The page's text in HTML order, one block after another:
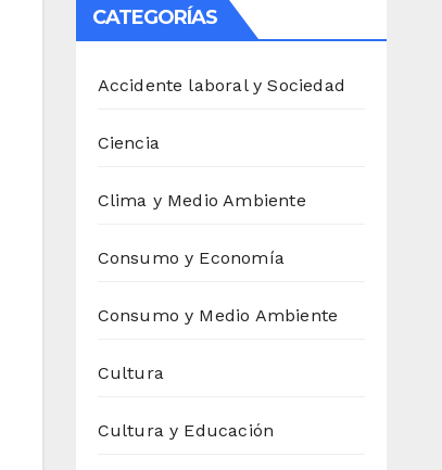
CATEGORÍAS
Accidente laboral y Sociedad
Ciencia
Clima y Medio Ambiente
Consumo y Economía
Consumo y Medio Ambiente
Cultura
Cultura y Educación